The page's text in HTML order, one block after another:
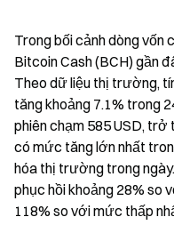
Trong bối cảnh dòng vốn
Bitcoin Cash (BCH) gần
Theo dữ liệu thị trường,
tăng khoảng 7.1% trong
phiên chạm 585 USD,
có mức tăng lớn nhất
hóa thị trường trong
phục hồi khoảng 28% so
118% so với mức thấp